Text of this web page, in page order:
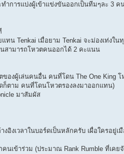
ำการแบ่งผู้เข้าแข่งขันออกเป็นทีมๆละ 3
น Tenkai เมื่อยาม Tenkai จะม่องเท่งใน
สามารถโหวตคนออกได้ 2 คะแนน
ของผู้เล่นคนอื่น คนที่โดน The One King
ก็ตาม คนที่โดนโหวตรองลงมาออกแทน)
มาสัมผัส
อิงเวลาในบอร์ดเป็นหลักครับ เผื่อใครอยู่
นเข้าร่วม (ประมาณ Rank Rumble ที่เคย